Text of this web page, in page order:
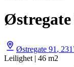
Østregate
Østregate 91 ,
Leilighet | 46 m2